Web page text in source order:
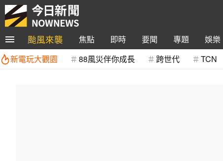
颱風來襲 焦點 即時 要聞 專題 娛樂
新電玩大觀園
88風災伴你成長 跨世代 TCN